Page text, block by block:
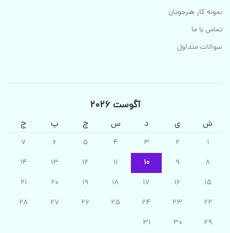
نمونه کار هنرجویان
تماس با ما
سوالات متداول
آگوست 2026
ش ی د س چ پ ج
1
2
3
4
5
6
7
8
9
10
11
12
13
14
15
16
17
18
19
20
21
22
23
24
25
26
27
28
29
30
31